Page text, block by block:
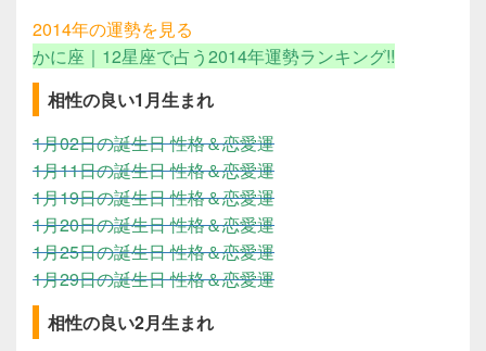
2014年の運勢を見る
かに座｜12星座で占う2014年運勢ランキング!!
相性の良い1月生まれ
1月02日の誕生日 性格＆恋愛運
1月11日の誕生日 性格＆恋愛運
1月19日の誕生日 性格＆恋愛運
1月20日の誕生日 性格＆恋愛運
1月25日の誕生日 性格＆恋愛運
1月29日の誕生日 性格＆恋愛運
相性の良い2月生まれ